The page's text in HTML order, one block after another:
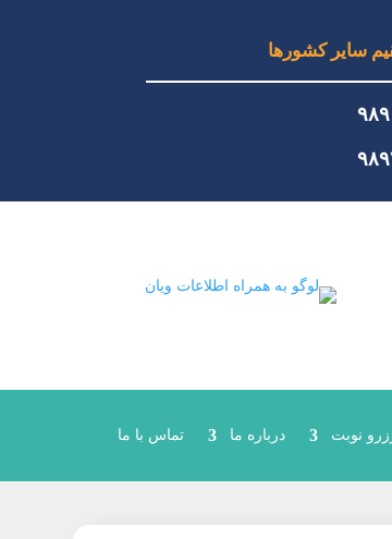
سایر کشورها
نوبت درباره ما تماس با ما